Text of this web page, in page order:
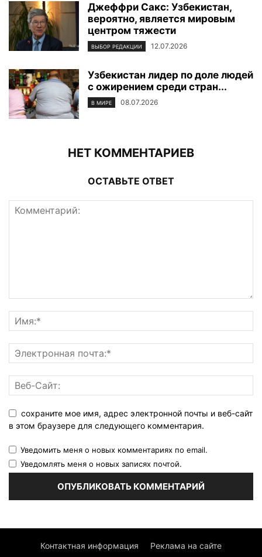
Джеффри Сакс: Узбекистан,
вероятно, является мировым
центром тяжести
ВЫБОР РЕДАКЦИИ 12.07.2026
Узбекистан лидер по доле людей
с ожирением среди стран...
В МИРЕ 08.07.2026
НЕТ КОММЕНТАРИЕВ
ОСТАВЬТЕ ОТВЕТ
сохраните мое имя, адрес электронной почты и веб-сайт
в этом браузере для следующего комментария.
Уведомить меня о новых комментариях по email.
Уведомлять меня о новых записях почтой.
Контактная информация Реклама на сайте